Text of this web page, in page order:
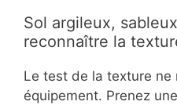
Sol argileux,
reconnaître la
Le test de la texture ne
équipement. Prenez